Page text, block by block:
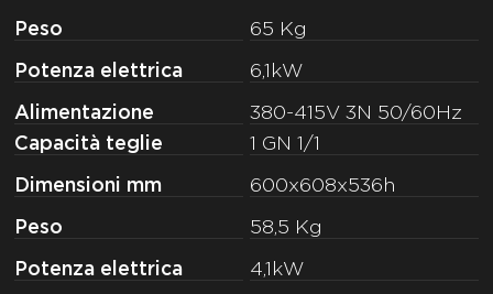
Peso
Potenza elettrica
Alimentazione
65 Kg
6,1kW
380-415V 3N 50/60Hz
Capacità teglie
Dimensioni mm
Peso
Potenza elettrica
1 GN 1/1
600x608x536h
58,5 Kg
4,1kW